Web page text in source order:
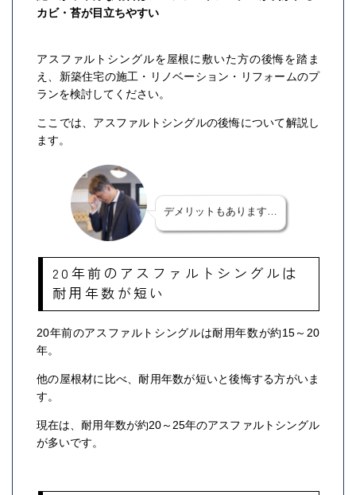
カビ・苔が目立ちやすい
アスファルトシングルを屋根に敷いた方の後悔を踏ま
え、新築住宅の施工・リノベーション・リフォームのプ
ランを検討してください。
ここでは、アスファルトシングルの後悔について解説し
ます。
デメリットもあります…
20年前のアスファルトシングルは
耐用年数が短い
20年前のアスファルトシングルは耐用年数が約15～20
年。
他の屋根材に比べ、耐用年数が短いと後悔する方がいま
す。
現在は、耐用年数が約20～25年のアスファルトシングル
が多いです。